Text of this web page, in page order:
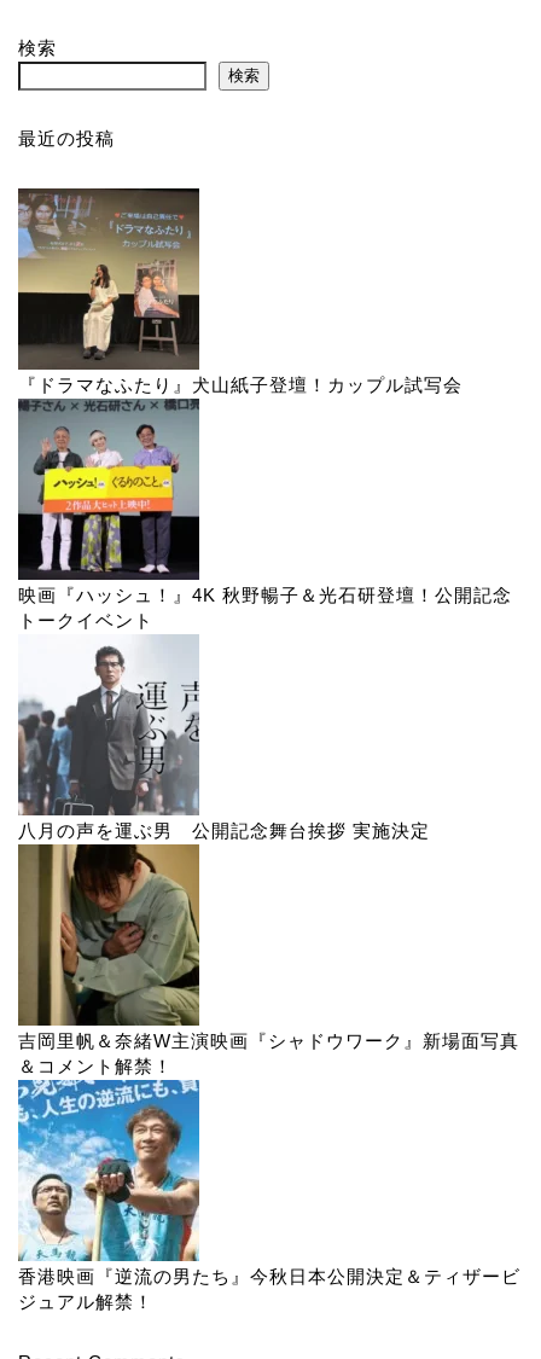
検索
検索
最近の投稿
『ドラマなふたり』犬山紙子登壇！カップル試写会
映画『ハッシュ！』4K 秋野暢子＆光石研登壇！公開記念
トークイベント
八月の声を運ぶ男 公開記念舞台挨拶 実施決定
吉岡里帆＆奈緒W主演映画『シャドウワーク』新場面写真
＆コメント解禁！
香港映画『逆流の男たち』今秋日本公開決定＆ティザービ
ジュアル解禁！